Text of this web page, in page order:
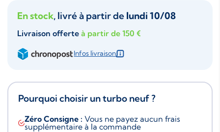
En stock, livré à partir de lundi 10/08
Livraison offerte à partir de 150 €
Infos livraison
Pourquoi choisir un turbo neuf ?
Zéro Consigne : Vous ne payez aucun frais
supplémentaire à la commande